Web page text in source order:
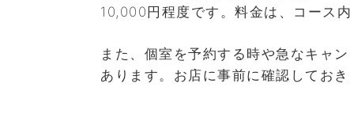
10,000円程度です。料金は、コース
また、個室を予約する時や急なキャ
あります。お店に事前に確認しておき